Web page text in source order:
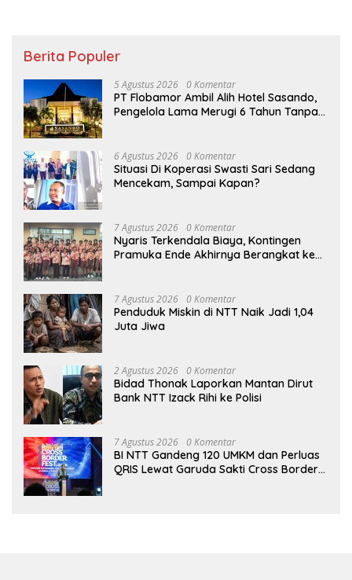
Berita Populer
5 Agustus 2026 0 Komentar
PT Flobamor Ambil Alih Hotel Sasando,
Pengelola Lama Merugi 6 Tahun Tanpa
6 Agustus 2026 0 Komentar
Situasi Di Koperasi Swasti Sari Sedang
Mencekam, Sampai Kapan?
7 Agustus 2026 0 Komentar
Nyaris Terkendala Biaya, Kontingen
Pramuka Ende Akhirnya Berangkat ke
7 Agustus 2026 0 Komentar
Penduduk Miskin di NTT Naik Jadi 1,04
Juta Jiwa
2 Agustus 2026 0 Komentar
Bidad Thonak Laporkan Mantan Dirut
Bank NTT Izack Rihi ke Polisi
7 Agustus 2026 0 Komentar
BI NTT Gandeng 120 UMKM dan Perluas
QRIS Lewat Garuda Sakti Cross Border